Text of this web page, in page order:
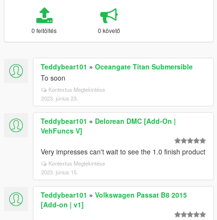
0 feltöltés 0 követő
Teddybear101 » Oceangate Titan Submersible
To soon
Kontextus Megtekintése
2023. június 23.
Teddybear101 » Delorean DMC [Add-On |
VehFuncs V]
Very impresses can't wait to see the 1.0 finish product
Kontextus Megtekintése
2023. június 15.
Teddybear101 » Volkswagen Passat B8 2015
[Add-on | v1]